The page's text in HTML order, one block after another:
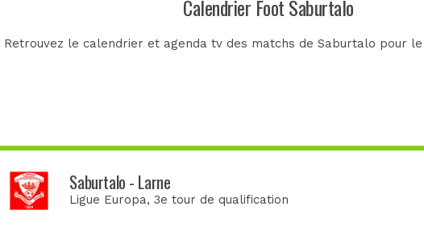
Calendrier Foot Saburtalo
Retrouvez le calendrier et agenda tv des matchs de Saburtalo pour
Saburtalo - Larne
Ligue Europa, 3e tour de qualification